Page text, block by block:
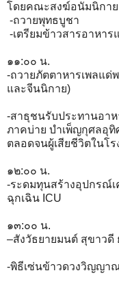
โดยคณะสงฆ์อนัมนิกาย
​ -ถวายพุทธบูชา
-เตรียมข้าวสารอาหา
๑๑:๐๐ น.
-ถวายภัตตาหารเพลแ
และจีนนิกาย)
-สาธุชนรับประทานอา
ภาคบ่าย บำเพ็ญกุศลอุ
ตลอดจนผู้เสียชีวิตในโร
๑๒:๐๐ น.
-ระดมทุนสร้างอุปกรณ์
ฉุกเฉิน ICU
๑๓:๐๐ น.
–สังวัธยายมนต์ สุขาวดี
-พิธีเซ่นข้าวดวงวิญญา